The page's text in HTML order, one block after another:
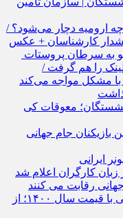
ارومیه دچار می‌شود؟ /
کارشناسان + عکس
به سرطان پروستات
را هم گرفت /
مشکل مواجه می‌کند
معوقات کی
بازیکنان جام جهانی
رقابت می کنند
پیشنهاد توزیع ماهانه کالاهای اساسی با قیمت سال ۱۴۰۰؛ از